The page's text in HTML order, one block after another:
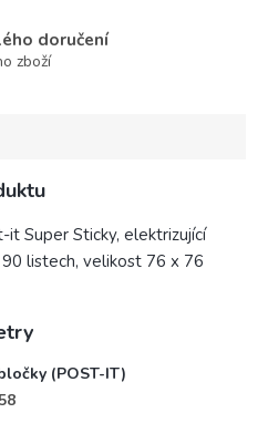
doručení
zboží
Super Sticky, elektrizující
listech, velikost 76 x 76
(POST-IT)